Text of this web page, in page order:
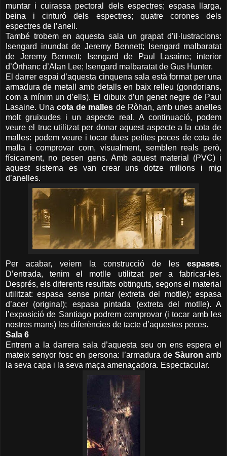
muntar i cuirassa pectoral dels espectres; espasa llarga,
beina i cinturó dels espectres; quatre corones dels
espectres de l’anell.
També trobem en aquesta sala un grapat d’il·lustracions:
Isengard inundat de Jeremy Bennett; Isengard malbaratat
de Jeremy Bennett; Isengard de Paul Lasaine; interior
d’Òrthanc d’Alan Lee; Isengard malbaratat de Gus Hunter.
El darrer espai d’aquesta cinquena sala està format per una
armadura de metall amb detalls en baix relleu (gondorians,
com a mínim un d’ells). El dibuix d’un genet negre de Paul
Lasaine. Unacota de malles de Ròhan, amb unes anelles
molt gruixudes i un aspecte real. A continuació, podem
veure el truc utilitzat per donar aquest aspecte a la cota de
malles: podem veure i tocar dues petites peces de cota de
malla i comprovar com, visualment, semblen reals però,
físicament, no pesen gens. Amb aquest material (PVC) i
aquest sistema es van crear uns dotze milions i mig
d’anelles.
Per acabar, veiem la construcció de les espases.
D’entrada, tenim el motlle utilitzat per a fabricar-les.
Després, els diferents resultats obtinguts, segons el material
utilitzat: espasa sense pintar (extreta del motlle); espasa
d’acer (original); espasa pintada (extreta del motlle). A
l’exposició de Santiago podrem comprovar (i tocar amb les
nostres mans) les diferències de tacte d’aquestes peces.
Sala 6
Entrem a la darrera sala d’aquesta seu on ens espera el
mateix senyor fosc en persona: l’armadura de Sàuron amb
la seva capa i la seva maça amenaçadora. Espectacular.